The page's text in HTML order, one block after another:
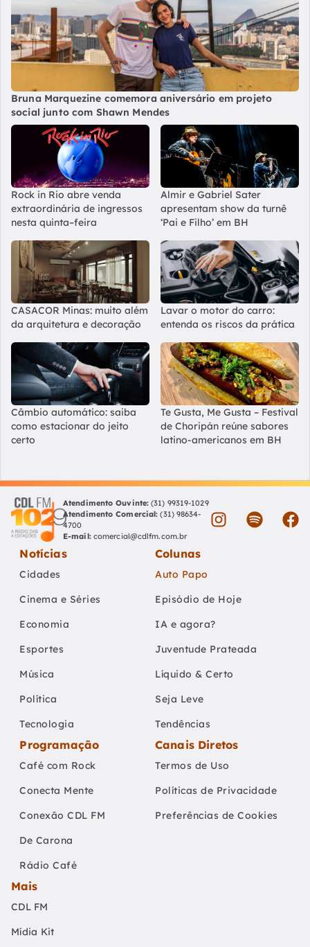
Bruna Marquezine comemora aniversário em projeto
social junto com Shawn Mendes
Rock in Rio abre venda
extraordinária de ingressos
nesta quinta–feira
Almir e Gabriel Sater
apresentam show da turnê
‘Pai e Filho’ em BH
CASACOR Minas: muito além
da arquitetura e decoração
Lavar o motor do carro:
entenda os riscos da prática
Câmbio automático: saiba
como estacionar do jeito
certo
Te Gusta, Me Gusta – Festival
de Choripán reúne sabores
latino-americanos em BH
Atendimento Ouvinte: (31) 99319-1029
Atendimento Comercial: (31) 98634-
4700
E-mail: comercial@cdlfm.com.br
Notícias
Cidades
Cinema e Séries
Economia
Esportes
Música
Política
Tecnologia
Colunas
Auto Papo
Episódio de Hoje
IA e agora?
Juventude Prateada
Líquido & Certo
Seja Leve
Tendências
Programação
Café com Rock
Conecta Mente
Conexão CDL FM
De Carona
Rádio Café
Canais Diretos
Termos de Uso
Políticas de Privacidade
Preferências de Cookies
Mais
CDL FM
Mídia Kit